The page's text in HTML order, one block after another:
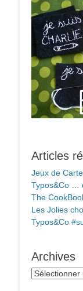
Articles
Jeux de
Typos&Co …
The
Les Jolies
Typos&Co
Archives
Archives